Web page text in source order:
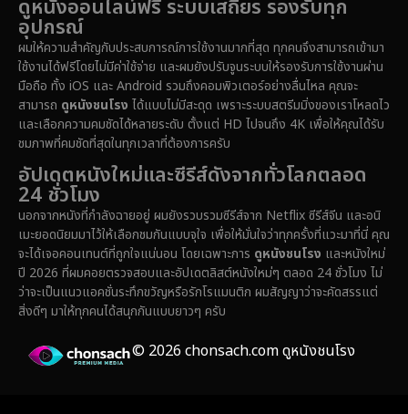
Dystopian
Emotional (61)
Epic มหากาพย์ (222)
Family ครอบครัว
Fantasy จินตนาการ (329)
Fiction (14)
Gothic
ดูหนังออนไลน์ฟรี ระบบเสถียร รองรับทุก
อุปกรณ์
ผมให้ความสำคัญกับประสบการณ์การใช้งานมากที่สุด ทุกคนจึงสามารถเข้ามา
ใช้งานได้ฟรีโดยไม่มีค่าใช้จ่าย และผมยังปรับจูนระบบให้รองรับการใช้งานผ่าน
มือถือ ทั้ง iOS และ Android รวมถึงคอมพิวเตอร์อย่างลื่นไหล คุณจะ
สามารถ ดูหนังชนโรง ได้แบบไม่มีสะดุด เพราะระบบสตรีมมิ่งของเราโหลดไว
และเลือกความคมชัดได้หลายระดับ ตั้งแต่ HD ไปจนถึง 4K เพื่อให้คุณได้รับ
ชมภาพที่คมชัดที่สุดในทุกเวลาที่ต้องการครับ
อัปเดตหนังใหม่และซีรีส์ดังจากทั่วโลกตลอด
24 ชั่วโมง
นอกจากหนังที่กำลังฉายอยู่ ผมยังรวบรวมซีรีส์จาก Netflix ซีรีส์จีน และอนิ
เมะยอดนิยมมาไว้ให้เลือกชมกันแบบจุใจ เพื่อให้มั่นใจว่าทุกครั้งที่แวะมาที่นี่ คุณ
จะได้เจอคอนเทนต์ที่ถูกใจแน่นอน โดยเฉพาะการ ดูหนังชนโรง และหนังใหม่
ปี 2026 ที่ผมคอยตรวจสอบและอัปเดตลิสต์หนังใหม่ๆ ตลอด 24 ชั่วโมง ไม่
ว่าจะเป็นแนวแอคชั่นระทึกขวัญหรือรักโรแมนติก ผมสัญญาว่าจะคัดสรรแต่
สิ่งดีๆ มาให้ทุกคนได้สนุกกันแบบยาวๆ ครับ
© 2026 chonsach.com ดูหนังชนโรง